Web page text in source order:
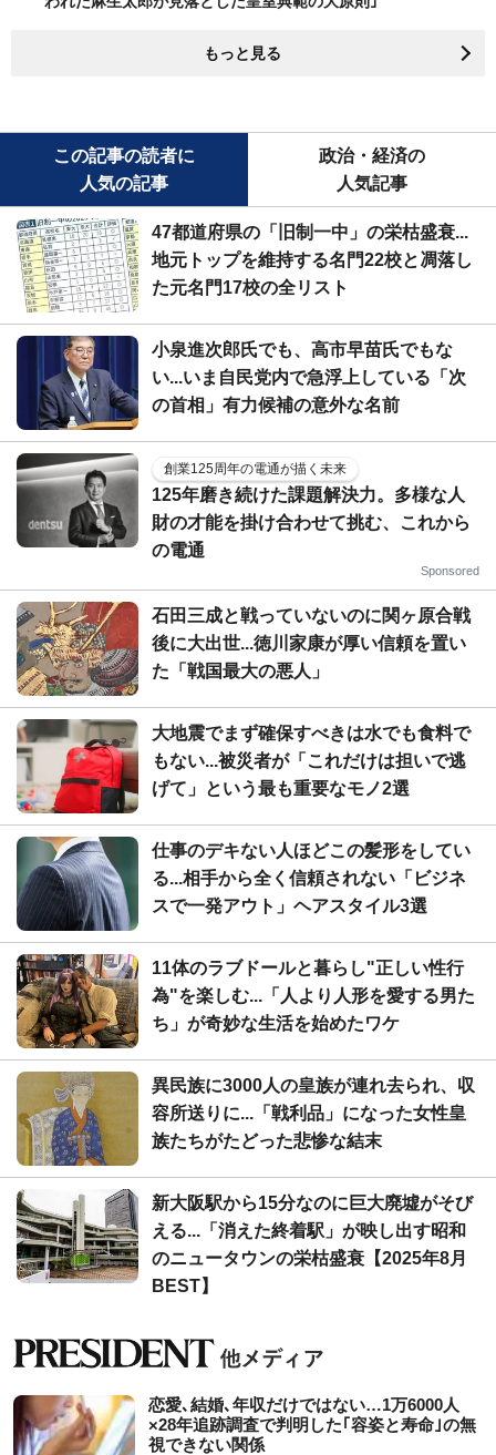
もっと見る
この記事の読者に
人気の記事
政治・経済の
人気記事
47都道府県の「旧制一中」の栄枯盛衰...
地元トップを維持する名門22校と凋落し
た元名門17校の全リスト
小泉進次郎氏でも、高市早苗氏でもな
い...いま自民党内で急浮上している「次
の首相」有力候補の意外な名前
創業125周年の電通が描く未来
125年磨き続けた課題解決力。多様な人
財の才能を掛け合わせて挑む、これから
の電通
Sponsored
石田三成と戦っていないのに関ヶ原合戦
後に大出世...徳川家康が厚い信頼を置い
た「戦国最大の悪人」
大地震でまず確保すべきは水でも食料で
もない...被災者が「これだけは担いで逃
げて」という最も重要なモノ2選
仕事のデキない人ほどこの髪形をしてい
る...相手から全く信頼されない「ビジネ
スで一発アウト」ヘアスタイル3選
11体のラブドールと暮らし"正しい性行
為"を楽しむ...「人より人形を愛する男た
ち」が奇妙な生活を始めたワケ
異民族に3000人の皇族が連れ去られ、収
容所送りに...「戦利品」になった女性皇
族たちがたどった悲惨な結末
新大阪駅から15分なのに巨大廃墟がそび
える...「消えた終着駅」が映し出す昭和
のニュータウンの栄枯盛衰【2025年8月
BEST】
恋愛､結婚､年収だけではない…1万6000人
×28年追跡調査で判明した｢容姿と寿命｣の無
視できない関係